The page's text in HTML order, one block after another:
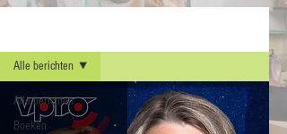
Alle berichten
Boeken
Alle berichten